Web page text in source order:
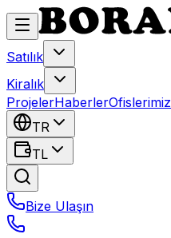
Satılık
Kiralık
ProjelerHaberlerOfislerimiz
TR
TL
Bize Ulaşın